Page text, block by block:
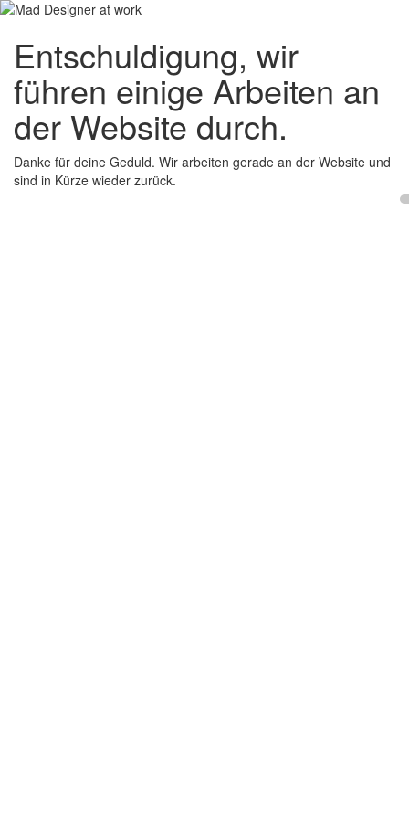
Entschuldigung, wir
führen einige Arbeiten an
der Website durch.
Danke für deine Geduld. Wir arbeiten gerade an der Website und
sind in Kürze wieder zurück.